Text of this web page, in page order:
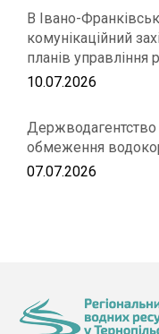
В Івано-
комунікаційний
планів управління
10.07.2026
обмеження
07.07.2026